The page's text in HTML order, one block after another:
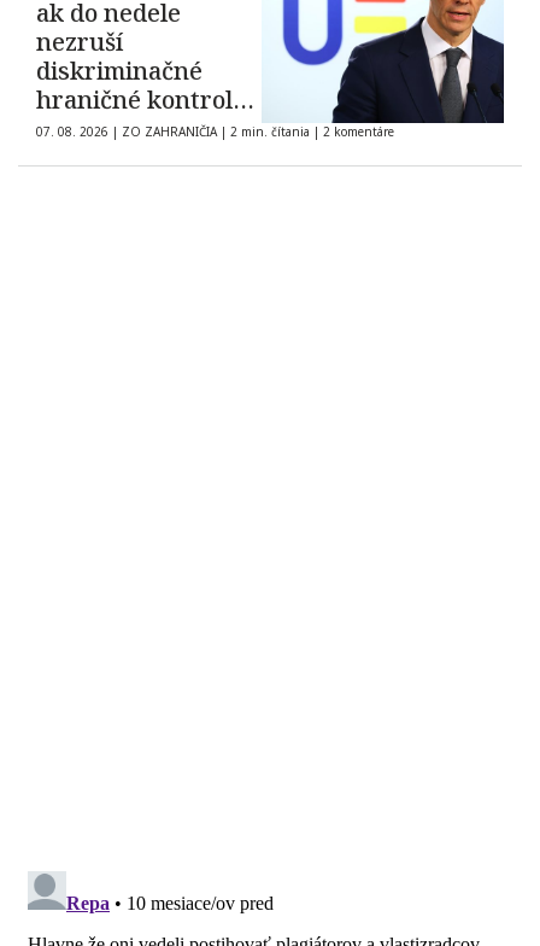
ak do nedele
nezruší
diskriminačné
hraničné kontroly
španielskych
občanov
07. 08. 2026 | ZO ZAHRANIČIA | 2 min. čítania | 2 komentáre